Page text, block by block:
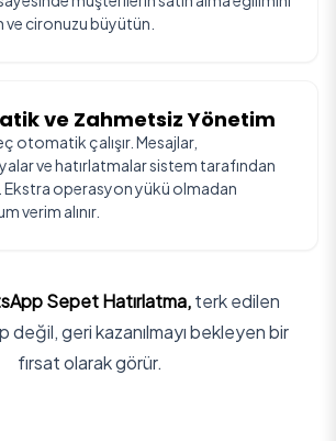
ve cironuzu büyütün.
ve Zahmetsiz Yönetim
otomatik çalışır. Mesajlar,
ve hatırlatmalar sistem tarafından
Ekstra operasyon yükü olmadan
verim alınır.
Sepet Hatırlatma,terk edilen
değil, geri kazanılmayı bekleyen bir
fırsat olarak görür.